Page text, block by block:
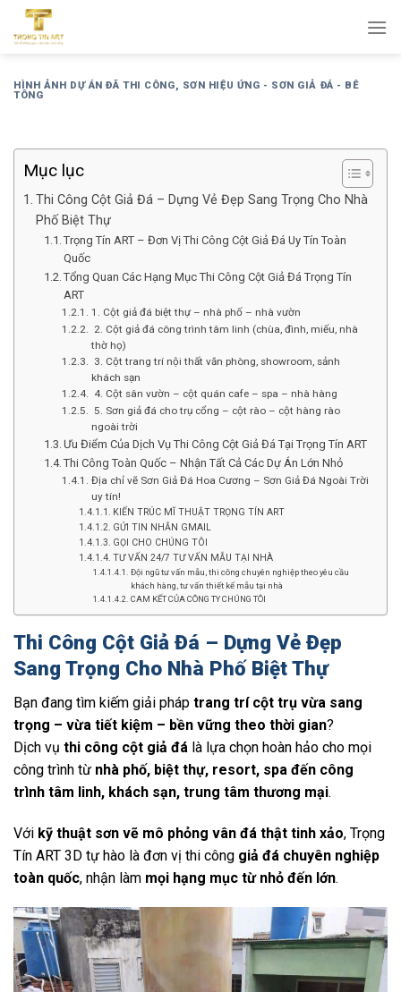
qua
dungHÌNH ẢNH DỰ ÁN ĐÃ THI CÔNG, SƠN HIỆU ỨNG - SƠN GIẢ ĐÁ - BÊ
TÔNG
Mục lục
Thi Công Cột Giả Đá – Dựng Vẻ Đẹp Sang Trọng Cho Nhà
Phố Biệt Thự
Trọng Tín ART – Đơn Vị Thi Công Cột Giả Đá Uy Tín Toàn
Quốc
Tổng Quan Các Hạng Mục Thi Công Cột Giả Đá Trọng Tín
ART
1. Cột giả đá biệt thự – nhà phố – nhà vườn
2. Cột giả đá công trình tâm linh (chùa, đình, miếu, nhà
thờ họ)
3. Cột trang trí nội thất văn phòng, showroom, sảnh
khách sạn
4. Cột sân vườn – cột quán cafe – spa – nhà hàng
5. Sơn giả đá cho trụ cổng – cột rào – cột hàng rào
ngoài trời
Ưu Điểm Của Dịch Vụ Thi Công Cột Giả Đá Tại Trọng Tín ART
Thi Công Toàn Quốc – Nhận Tất Cả Các Dự Án Lớn Nhỏ
Địa chỉ vẽ Sơn Giả Đá Hoa Cương – Sơn Giả Đá Ngoài Trời
uy tín!
KIẾN TRÚC MĨ THUẬT TRỌNG TÍN ART
GỬI TIN NHẮN GMAIL
GỌI CHO CHÚNG TÔI
TƯ VẤN 24/7 TƯ VẤN MẪU TẠI NHÀ
Đội ngũ tư vấn mẫu, thi công chuyên nghiệp theo yêu cầu
khách hàng, tư vấn thiết kế mẫu tại nhà
CAM KẾT CỦA CÔNG TY CHÚNG TÔI
Thi Công Cột Giả Đá – Dựng Vẻ Đẹp
Sang Trọng Cho Nhà Phố Biệt Thự
Bạn đang tìm kiếm giải pháp trang trí cột trụ vừa sang
trọng – vừa tiết kiệm – bền vững theo thời gian?
Dịch vụ thi công cột giả đá là lựa chọn hoàn hảo cho mọi
công trình từ nhà phố, biệt thự, resort, spa đến công
trình tâm linh, khách sạn, trung tâm thương mại.
Với kỹ thuật sơn vẽ mô phỏng vân đá thật tinh xảo, Trọng
Tín ART 3D tự hào là đơn vị thi công giả đá chuyên nghiệp
toàn quốc, nhận làm mọi hạng mục từ nhỏ đến lớn.